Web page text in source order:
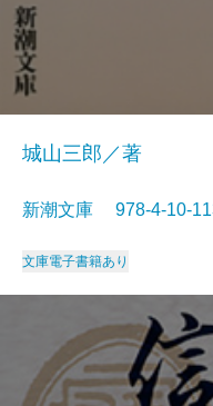
城山三郎／著
新潮文庫 978-4-10-
文庫電子書籍あり